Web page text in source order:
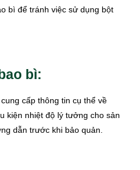
bì để tránh việc sử dụng bột
bì:
cấp thông tin cụ thể về
kiện nhiệt độ lý tưởng cho sản
dẫn trước khi bảo quản.